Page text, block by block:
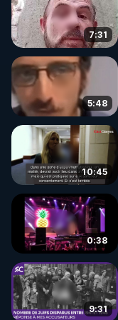
🌱 INSTAGRAM
https://
http://rgnr.li/
🌱 LA
Pour ne pas rater
http://rgnr.li/news
🌱 VIDÉOS NON
Toutes les
http://rgnr.li/odysee
🌱 LES STAGES
http://rgnr.li/stages
7:31
5:48
10:45
0:38
9:31